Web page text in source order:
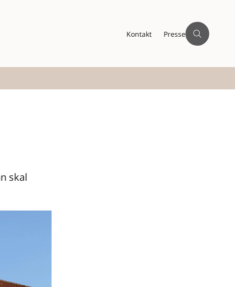
Kontakt Presse
skal